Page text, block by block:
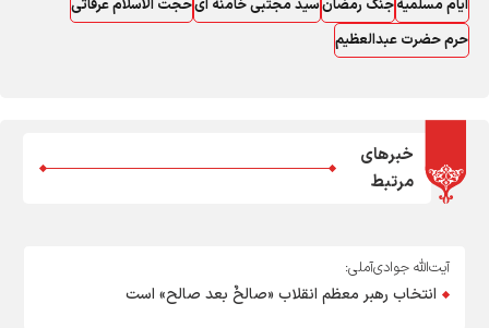
ایام مسلمیهجنگ رمضانسید مجتبی خامنه ایحجت الاسلام عرفاتی
حرم حضرت عبدالعظیم
خبرهای
مرتبط
آیت‌الله جوادی‌آملی:
انتخاب رهبر معظم انقلاب «صالحٌ بعد صالح» است